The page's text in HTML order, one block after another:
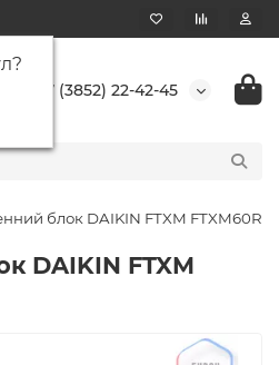
?
+7 (3852) 22-42-45
блок DAIKIN FTXM FTXM60R
DAIKIN FTXM